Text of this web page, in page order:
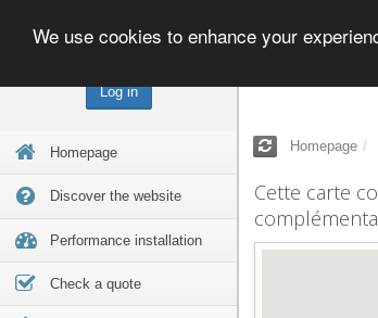
Log in
Homepage
Discover the website
Performance installation
Check a quote
We use cookies to enhance your
Homepage
Cette carte